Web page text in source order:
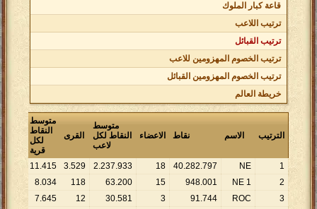
قاعة كبار الملوك
ترتيب اللاعب
ترتيب القبائل
ترتيب الخصوم المهزومين للاعب
ترتيب الخصوم المهزومين القبائل
خريطة العالم
الترتيب الاسم نقاط الاعضاء
متوسط
النقاط لكل
لاعب
القرى
متوسط
النقاط
لكل
قرية
1
NE
40.282.797
18
2.237.933
3.529
11.415
2
1 NE
948.001
15
63.200
118
8.034
3
ROC
91.744
3
30.581
12
7.645